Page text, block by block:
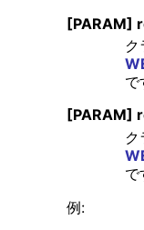
[PARAM]
で
[PARAM]
で
例: